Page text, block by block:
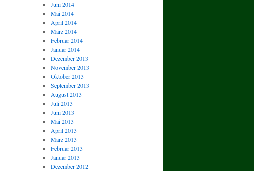
Juni 2014
Mai 2014
April 2014
März 2014
Februar 2014
Januar 2014
Dezember 2013
November 2013
Oktober 2013
September 2013
August 2013
Juli 2013
Juni 2013
Mai 2013
April 2013
März 2013
Februar 2013
Januar 2013
Dezember 2012